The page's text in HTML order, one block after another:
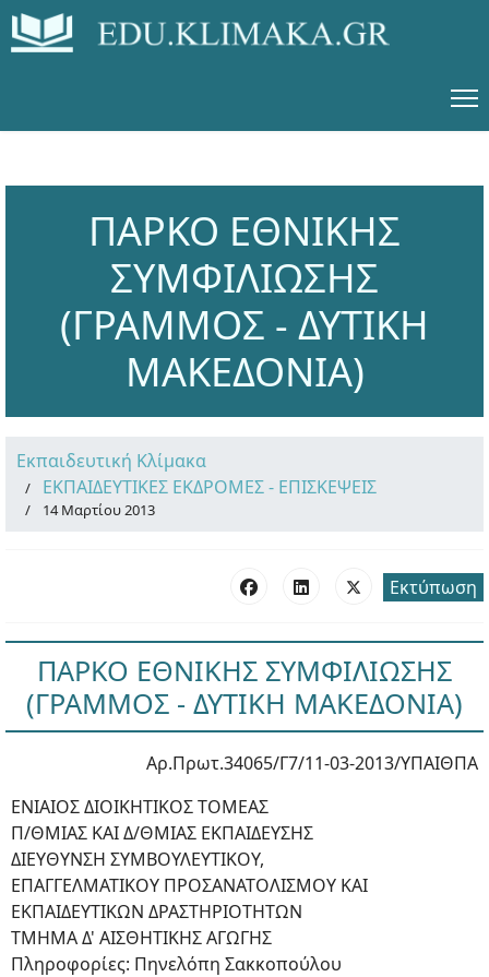
ΠΑΡΚΟ ΕΘΝΙΚΗΣ
ΣΥΜΦΙΛΙΩΣΗΣ
(ΓΡΑΜΜΟΣ - ΔΥΤΙΚΗ
ΜΑΚΕΔΟΝΙΑ)
Εκπαιδευτική Κλίμακα
ΕΚΠΑΙΔΕΥΤΙΚΕΣ ΕΚΔΡΟΜΕΣ - ΕΠΙΣΚΕΨΕΙΣ
14 Μαρτίου 2013
Εκτύπωση
ΠΑΡΚΟ ΕΘΝΙΚΗΣ ΣΥΜΦΙΛΙΩΣΗΣ
(ΓΡΑΜΜΟΣ - ΔΥΤΙΚΗ ΜΑΚΕΔΟΝΙΑ)
Αρ.Πρωτ.34065/Γ7/11-03-2013/ΥΠΑΙΘΠΑ
ΕΝΙΑΙΟΣ ΔΙΟΙΚΗΤΙΚΟΣ ΤΟΜΕΑΣ
Π/ΘΜΙΑΣ ΚΑΙ Δ/ΘΜΙΑΣ ΕΚΠΑΙΔΕΥΣΗΣ
ΔΙΕΥΘΥΝΣΗ ΣΥΜΒΟΥΛΕΥΤΙΚΟΥ,
ΕΠΑΓΓΕΛΜΑΤΙΚΟΥ ΠΡΟΣΑΝΑΤΟΛΙΣΜΟΥ ΚΑΙ
ΕΚΠΑΙΔΕΥΤΙΚΩΝ ΔΡΑΣΤΗΡΙΟΤΗΤΩΝ
ΤΜΗΜΑ Δ' ΑΙΣΘΗΤΙΚΗΣ ΑΓΩΓΗΣ
Πληροφορίες: Πηνελόπη Σακκοπούλου